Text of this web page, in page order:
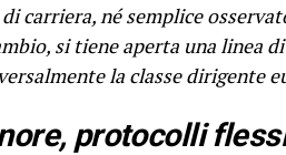
carriera, né semplice
si tiene aperta una linea
la classe dirigente
protocolli